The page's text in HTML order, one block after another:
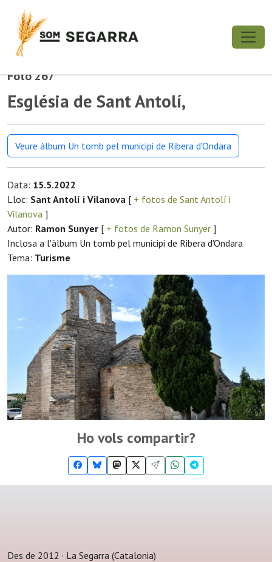
Foto 267
Església de Sant Antolí,
Veure àlbum Un tomb pel municipi de Ribera d'Ondara
Data: 15.5.2022
Lloc: Sant Antolí i Vilanova [ + fotos de Sant Antolí i
Vilanova ]
Autor: Ramon Sunyer [ + fotos de Ramon Sunyer ]
Inclosa a l'àlbum Un tomb pel municipi de Ribera d'Ondara
Tema: Turisme
Ho vols compartir?
Des de 2012 · La Segarra (Catalonia)